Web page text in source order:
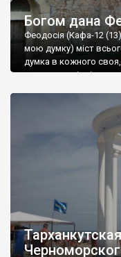
Богом дана
Феодосія (Кафа-12
мою думку) міст
думка в кожного
запрошую відвідати